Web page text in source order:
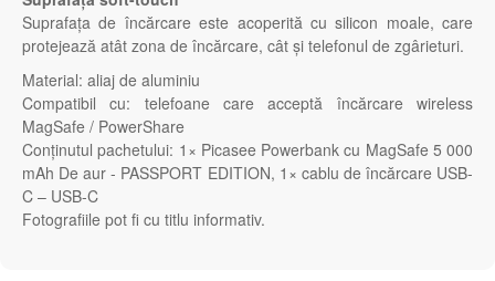
Suprafața de încărcare este acoperită cu silicon moale, care
protejează atât zona de încărcare, cât și telefonul de zgârieturi.
Material: aliaj de aluminiu
Compatibil cu: telefoane care acceptă încărcare wireless
MagSafe / PowerShare
Conținutul pachetului: 1× Picasee Powerbank cu MagSafe 5 000
mAh De aur - PASSPORT EDITION, 1× cablu de încărcare USB-
C – USB-C
Fotografiile pot fi cu titlu informativ.